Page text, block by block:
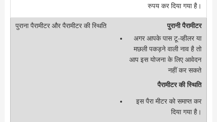
रुपय कर दिया गया है।
पुरानी पैरामीटर
अगर आपके पास टू-व्हीलर या
मछली पकड़ने वाली नाव है तो
आप इस योजना के लिए आवेदन
नहीं कर सकते
पैरामीटर की स्थिति
इस पैरा मीटर को समाप्त कर
दिया गया है।